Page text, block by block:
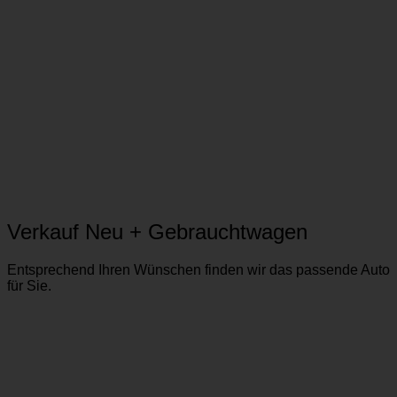
Verkauf Neu + Gebrauchtwagen
Entsprechend Ihren Wünschen finden wir das passende Auto
für Sie.